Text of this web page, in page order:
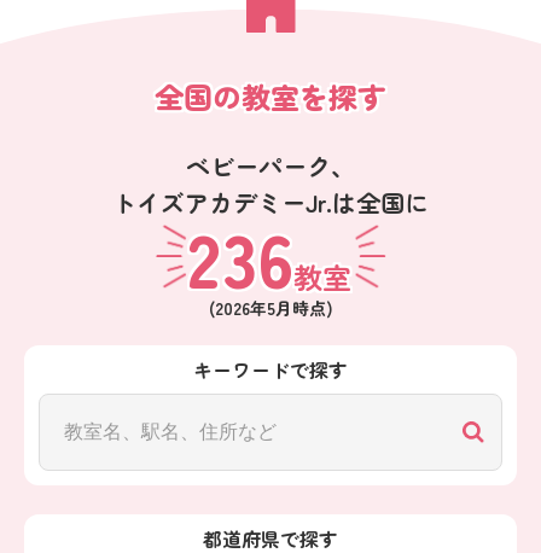
全国の教室を探す
ベビーパーク、
トイズアカデミーJr.は全国に
236教室
(2026年5月 時点)
キーワードで探す
都道府県で探す